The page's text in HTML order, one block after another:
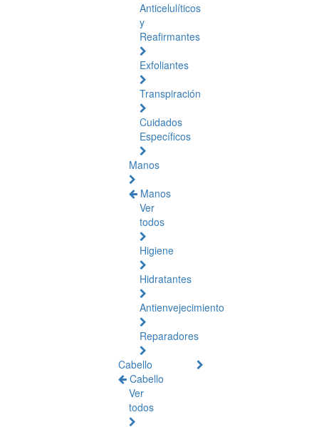
Anticelulíticos
y
Reafirmantes
Exfoliantes
Transpiración
Cuidados
Específicos
Manos
Manos
Ver
todos
Higiene
Hidratantes
Antienvejecimiento
Reparadores
Cabello
Cabello
Ver
todos